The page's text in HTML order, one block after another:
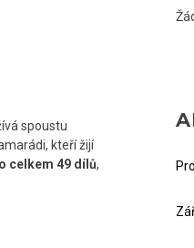
spoustu
kteří žijí
celkem 49 dílů,